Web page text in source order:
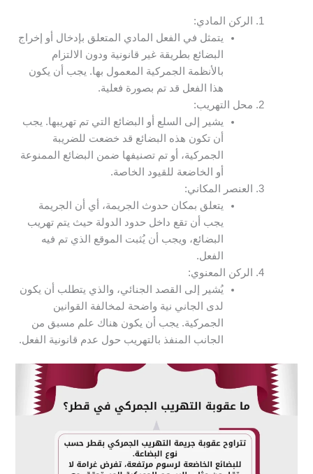
الركن المادي:
يتمثل في الفعل المادي المتعلق بإدخال أو إخراج
البضائع بطريقة غير قانونية ودون الالتزام
بالأنظمة الجمركية المعمول بها. يجب أن يكون
هذا الفعل قد تم بصورة فعلية.
محل التهريب:
يشير إلى السلع أو البضائع التي تم تهريبها. يجب
أن تكون هذه البضائع قد خضعت للضريبة
الجمركية، أو تم تصنيفها ضمن البضائع الممنوعة
أو الخاضعة للقيود الخاصة.
العنصر المكاني:
يتعلق بمكان حدوث الجريمة، أي أن الجريمة
يجب أن تقع داخل حدود الدولة حيث يتم تهريب
البضائع، ويجب أن يُثبت الموقع الذي تم فيه
الفعل.
الركن المعنوي:
يُشير إلى القصد الجنائي، والذي يتطلب أن يكون
لدى الجاني نية واضحة لمخالفة القوانين
الجمركية. يجب أن يكون هناك علم مسبق من
الجانب المنفذ بالتهريب حول عدم قانونية الفعل.